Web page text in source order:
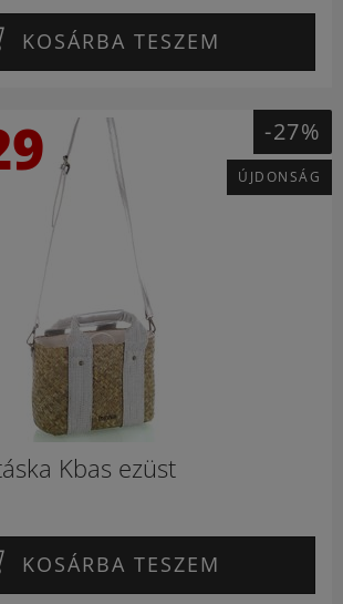
KOSÁRBA TESZEM
-27%
ÚJDONSÁG
Kbas ezüst
KOSÁRBA TESZEM